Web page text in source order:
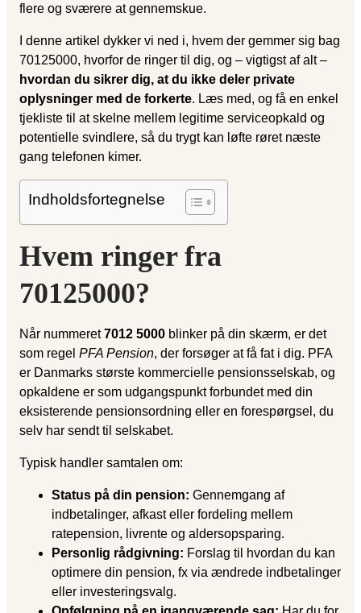
flere og sværere at gennemskue.
I denne artikel dykker vi ned i, hvem der gemmer sig bag
70125000, hvorfor de ringer til dig, og – vigtigst af alt –
hvordan du sikrer dig, at du ikke deler private
oplysninger med de forkerte. Læs med, og få en enkel
tjekliste til at skelne mellem legitime serviceopkald og
potentielle svindlere, så du trygt kan løfte røret næste
gang telefonen kimer.
Indholdsfortegnelse
Hvem ringer fra
70125000?
Når nummeret7012 5000 blinker på din skærm, er det
som regel PFA Pension, der forsøger at få fat i dig. PFA
er Danmarks største kommercielle pensionsselskab, og
opkaldene er som udgangspunkt forbundet med din
eksisterende pensionsordning eller en forespørgsel, du
selv har sendt til selskabet.
Typisk handler samtalen om:
Status på din pension: Gennemgang af
indbetalinger, afkast eller fordeling mellem
ratepension, livrente og aldersopsparing.
Personlig rådgivning: Forslag til hvordan du kan
optimere din pension, fx via ændrede indbetalinger
eller investeringsvalg.